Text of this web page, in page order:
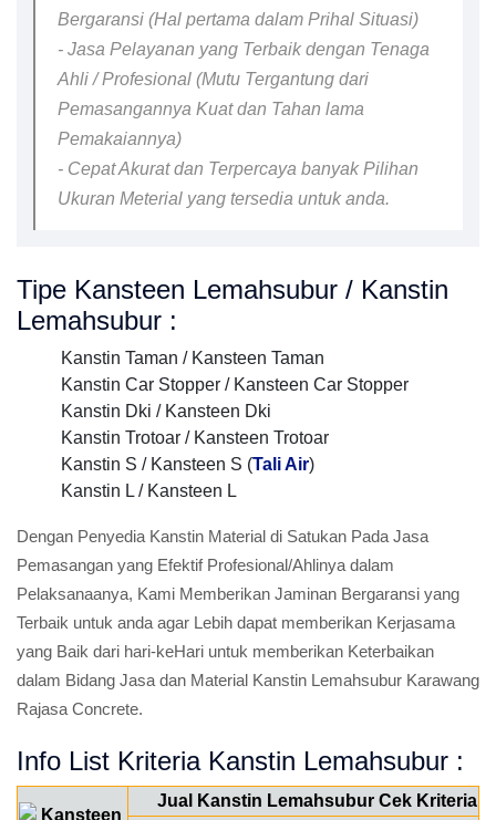
Bergaransi (Hal pertama dalam Prihal Situasi)
- Jasa Pelayanan yang Terbaik dengan Tenaga
Ahli / Profesional (Mutu Tergantung dari
Pemasangannya Kuat dan Tahan lama
Pemakaiannya)
- Cepat Akurat dan Terpercaya banyak Pilihan
Ukuran Meterial yang tersedia untuk anda.
Tipe Kansteen Lemahsubur / Kanstin
Lemahsubur :
Kanstin Taman / Kansteen Taman
Kanstin Car Stopper / Kansteen Car Stopper
Kanstin Dki / Kansteen Dki
Kanstin Trotoar / Kansteen Trotoar
Kanstin S / Kansteen S (Tali Air)
Kanstin L / Kansteen L
Dengan Penyedia Kanstin Material di Satukan Pada Jasa
Pemasangan yang Efektif Profesional/Ahlinya dalam
Pelaksanaanya, Kami Memberikan Jaminan Bergaransi yang
Terbaik untuk anda agar Lebih dapat memberikan Kerjasama
yang Baik dari hari-keHari untuk memberikan Keterbaikan
dalam Bidang Jasa dan Material Kanstin Lemahsubur Karawang
Rajasa Concrete.
Info List Kriteria Kanstin Lemahsubur :
Jual Kanstin Lemahsubur Cek Kriteria